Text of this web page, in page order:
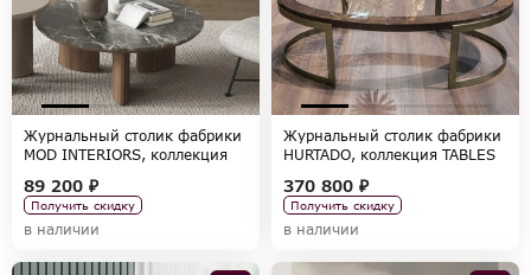
Журнальный столик фабрики
MOD INTERIORS, коллекция
89 200 ₽
Получить скидку
в наличии
Журнальный столик фабрики
HURTADO, коллекция TABLES
370 800 ₽
Получить скидку
в наличии